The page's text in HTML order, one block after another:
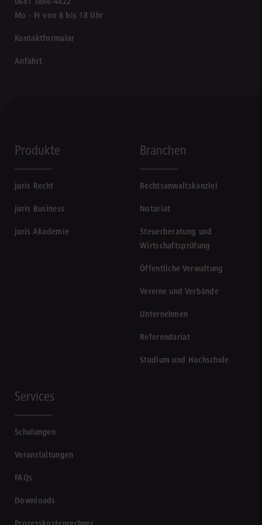
Mo - Fr von 8 bis 18 Uhr
Kontaktformular
Anfahrt
Produkte
juris Recht
juris Business
juris Akademie
Branchen
Rechtsanwaltskanzlei
Notariat
Steuerberatung und
Wirtschaftsprüfung
Öffentliche Verwaltung
Vereine und Verbände
Unternehmen
Referendariat
Studium und Hochschule
Services
Schulungen
Veranstaltungen
FAQs
Downloads